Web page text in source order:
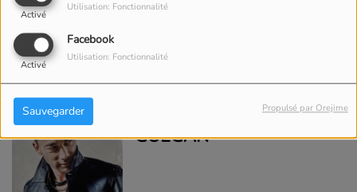
Activé
Utilisation: Fonctionnalité
Facebook
Activé
Utilisation: Fonctionnalité
Sauvegarder Propulsé par Orejime
JEAN BAPTISTE
GUÉGAN